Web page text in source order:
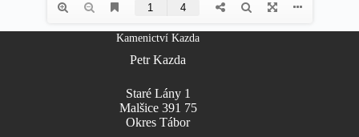
Kamenictví Kazda
Petr Kazda
Staré Lány 1
Malšice 391 75
Okres Tábor